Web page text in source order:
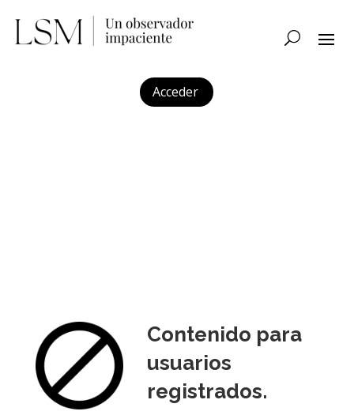
Acceder
Contenido para
usuarios
registrados.